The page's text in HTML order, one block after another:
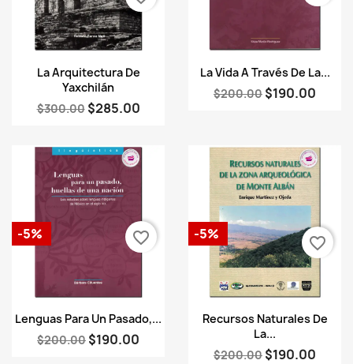
Vista rápida
La Arquitectura De
Yaxchilán
$300.00 $285.00
Vista rápida
La Vida A Través De La...
$200.00 $190.00
Vista rápida
Lenguas Para Un Pasado,...
$200.00 $190.00
-5% favorite_border
Vista rápida
Recursos Naturales De
La...
$200.00 $190.00
-5%
favorite_border